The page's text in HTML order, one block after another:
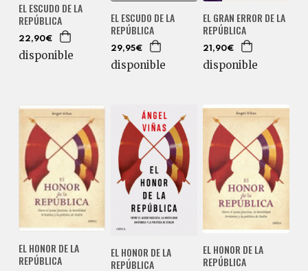
EL ESCUDO DE LA
REPÚBLICA
22,90€
disponible
EL ESCUDO DE LA
REPÚBLICA
29,95€
disponible
EL GRAN ERROR DE LA
REPÚBLICA
21,90€
disponible
EL HONOR DE LA
REPÚBLICA
EL HONOR DE LA
REPÚBLICA
EL HONOR DE LA
REPÚBLICA